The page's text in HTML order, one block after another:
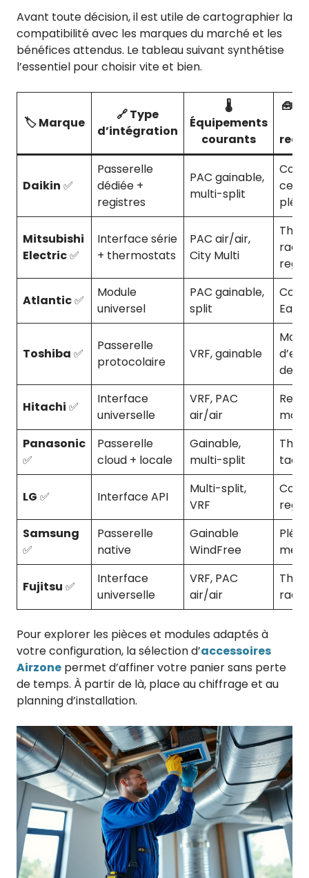
Avant toute décision, il est utile de cartographier la
compatibilité avec les marques du marché et les
bénéfices attendus. Le tableau suivant synthétise
l’essentiel pour choisir vite et bien.
🏷️ Marque
🔗 Type
d’intégration
🌡️
Équipements
courants
🧰
Daikin ✅
Passerelle
dédiée +
registres
PAC gainable,
multi-split
Mitsubishi
Electric✅
Interface série
+ thermostats
PAC air/air,
City Multi
Atlantic✅
Module
universel
PAC gainable,
split
Toshiba ✅
Passerelle
protocolaire
VRF, gainable
de
Hitachi ✅
Interface
universelle
VRF, PAC
air/air
Panasonic
✅
Passerelle
cloud + locale
Gainable,
multi-split
LG ✅ Interface API
Multi-split,
VRF
Samsung
✅
Passerelle
native
Gainable
WindFree
Fujitsu ✅
Interface
universelle
VRF, PAC
air/air
radio
Pour explorer les pièces et modules adaptés à
votre configuration, la sélection d’accessoires
Airzone permet d’affiner votre panier sans perte
de temps. À partir de là, place au chiffrage et au
planning d’installation.